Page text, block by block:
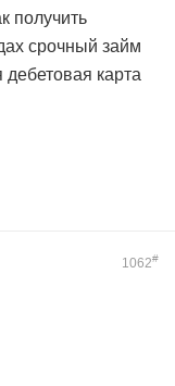
получить
срочный займ
дебетовая карта
1062#